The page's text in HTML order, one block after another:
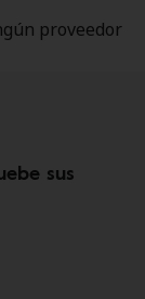
proveedor
sus